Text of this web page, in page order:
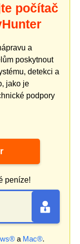
počítač
a
poskytnout
detekci a
jako je
podpory
peníze!
a Mac®.